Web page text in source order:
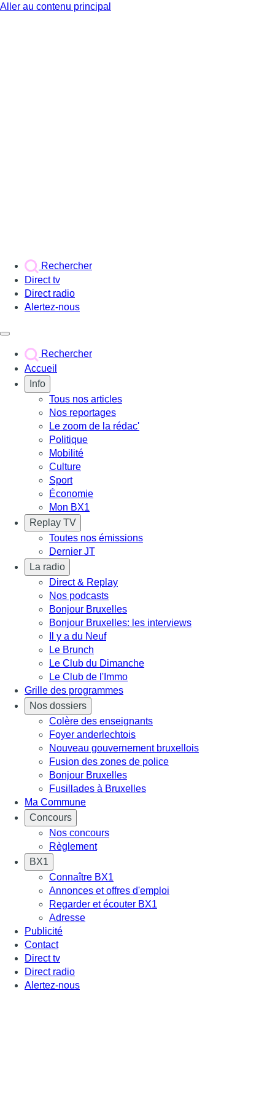
Aller au contenu principal
Rechercher
Direct tv
Direct radio
Alertez-nous
Rechercher
Accueil
Info
Tous nos articles
Nos reportages
Le zoom de la rédac'
Politique
Mobilité
Culture
Sport
Économie
Mon BX1
Replay TV
Toutes nos émissions
Dernier JT
La radio
Direct & Replay
Nos podcasts
Bonjour Bruxelles
Bonjour Bruxelles: les interviews
Il y a du Neuf
Le Brunch
Le Club du Dimanche
Le Club de l'Immo
Grille des programmes
Nos dossiers
Colère des enseignants
Foyer anderlechtois
Nouveau gouvernement bruxellois
Fusion des zones de police
Bonjour Bruxelles
Fusillades à Bruxelles
Ma Commune
Concours
Nos concours
Règlement
BX1
Connaître BX1
Annonces et offres d'emploi
Regarder et écouter BX1
Adresse
Publicité
Contact
Direct tv
Direct radio
Alertez-nous